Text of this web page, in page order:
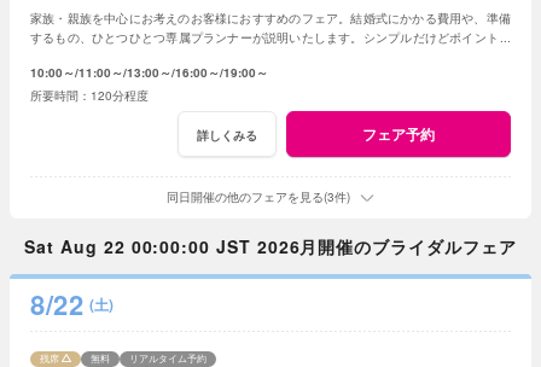
家族・親族を中心にお考えのお客様におすすめのフェア。結婚式にかかる費用や、準備
するもの、ひとつひとつ専属プランナーが説明いたします。シンプルだけどポイントを
10:00～ 11:00～ 13:00～ 16:00～ 19:00～
120分程度
詳しくみる フェア予約
同日開催の他のフェアを見る(3件)
Sat Aug 22 00:00:00 JST 2026月開催のブライダルフェア
8/22 (土)
残席 無料 リアルタイム予約